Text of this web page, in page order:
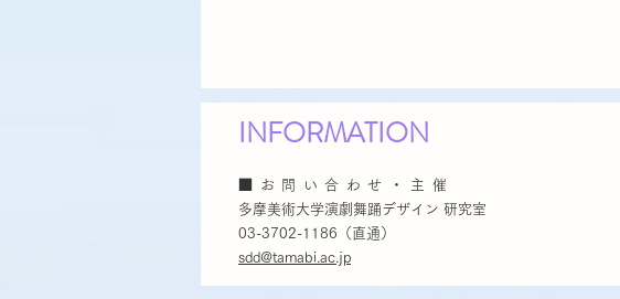
INFORMATION
お問い合わせ
・主催
多摩美術大学演劇舞踊デザイン 研究室
03-3702-1186（直通）
sdd@tamabi.ac.jp